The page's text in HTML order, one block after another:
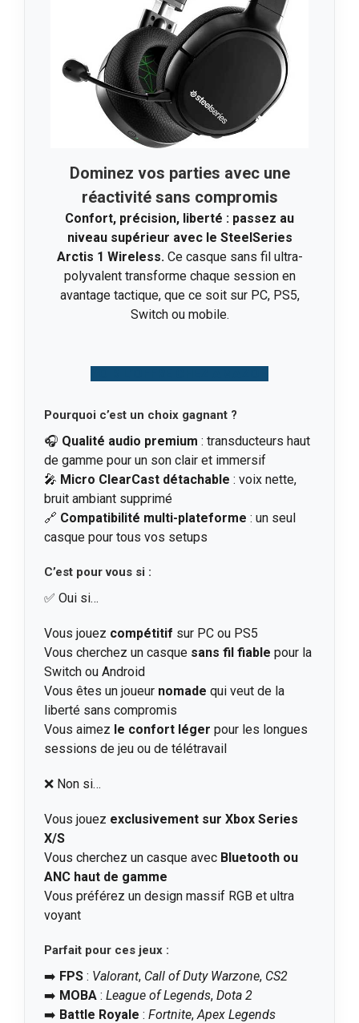
Dominez vos parties avec une
réactivité sans compromis
Confort, précision, liberté : passez au
niveau supérieur avec le SteelSeries
Arctis 1 Wireless. Ce casque sans fil ultra-
polyvalent transforme chaque session en
avantage tactique, que ce soit sur PC, PS5,
Switch ou mobile.
Pourquoi c’est un choix gagnant ?
🎧 Qualité audio premium : transducteurs haut
de gamme pour un son clair et immersif
🎤 Micro ClearCast détachable : voix nette,
bruit ambiant supprimé
🔗 Compatibilité multi-plateforme : un seul
casque pour tous vos setups
C’est pour vous si :
✅ Oui si…
Vous jouez compétitif sur PC ou PS5
Vous cherchez un casque sans fil fiable pour la
Switch ou Android
Vous êtes un joueur nomade qui veut de la
liberté sans compromis
Vous aimez le confort léger pour les longues
sessions de jeu ou de télétravail
❌ Non si…
Vous jouez exclusivement sur Xbox Series
X/S
Vous cherchez un casque avec Bluetooth ou
ANC haut de gamme
Vous préférez un design massif RGB et ultra
voyant
Parfait pour ces jeux :
➡️ FPS : Valorant, Call of Duty Warzone, CS2
➡️ MOBA : League of Legends, Dota 2
➡️ Battle Royale : Fortnite, Apex Legends